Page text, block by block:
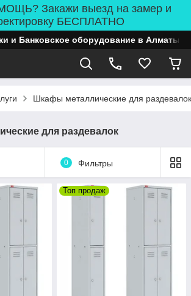
Закажи выезд на замер и
БЕСПЛАТНО
и Банковское оборудование в Алматы
Шкафы металлические для раздевалок
для раздевалок
0 Фильтры
Топ продаж